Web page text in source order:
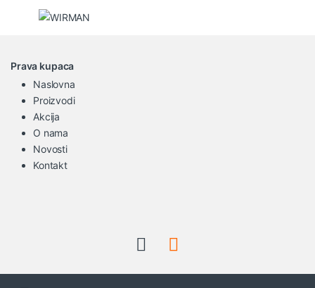
Prava kupaca
Naslovna
Proizvodi
Akcija
O nama
Novosti
Kontakt